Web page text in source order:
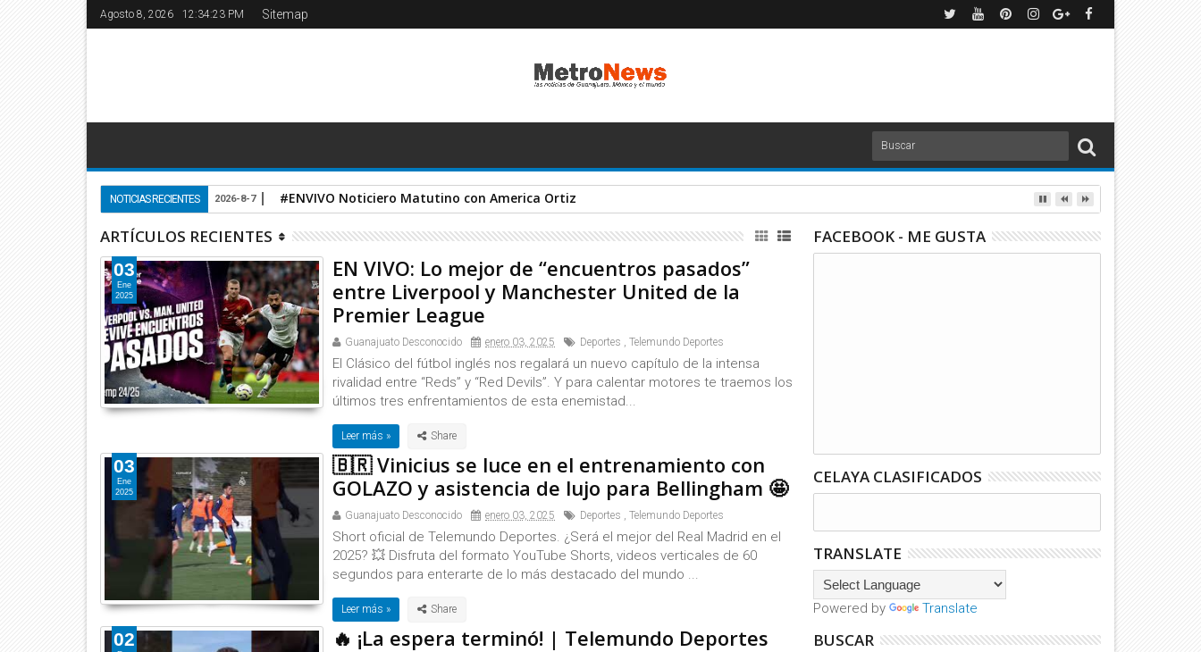
Agosto 8, 2026 12:34:24 PM Sitemap
NOTICIAS RECIENTES #ENVIVO Noticiero Matutino con America Ortiz
2026-8-7
ARTÍCULOS RECIENTES
EN VIVO: Lo mejor de “encuentros pasados”
entre Liverpool y Manchester United de la
Premier League
Guanajuato Desconocido enero 03, 2025 Deportes , Telemundo Deportes
El Clásico del fútbol inglés nos regalará un nuevo capítulo de la intensa
rivalidad entre “Reds” y “Red Devils”. Y para calentar motores te traemos los
últimos tres enfrentamientos de esta enemistad...
Leer más »
03
Ene
2025
🇧🇷 Vinicius se luce en el entrenamiento con
GOLAZO y asistencia de lujo para Bellingham 🤩
Guanajuato Desconocido enero 03, 2025 Deportes , Telemundo Deportes
Short oficial de Telemundo Deportes. ¿Será el mejor del Real Madrid en el
2025? 💥 Disfruta del formato YouTube Shorts, videos verticales de 60
segundos para enterarte de lo más destacado del mundo ...
Leer más »
03
Ene
2025
🔥 ¡La espera terminó! | Telemundo Deportes
02
FACEBOOK - ME GUSTA
CELAYA CLASIFICADOS
TRANSLATE
Powered by Translate
BUSCAR